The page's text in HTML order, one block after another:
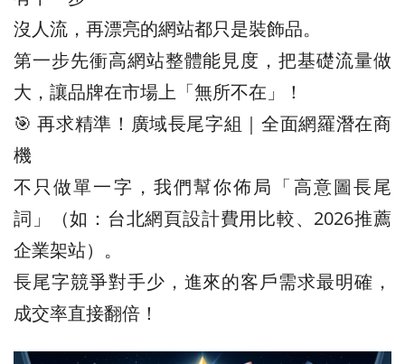
沒人流，再漂亮的網站都只是裝飾品。
第一步先衝高網站整體能見度，把基礎流量做
大，讓品牌在市場上「無所不在」！
🎯 再求精準！廣域長尾字組｜全面網羅潛在商
機
不只做單一字，我們幫你佈局「高意圖長尾
詞」（如：台北網頁設計費用比較、2026推薦
企業架站）。
長尾字競爭對手少，進來的客戶需求最明確，
成交率直接翻倍！